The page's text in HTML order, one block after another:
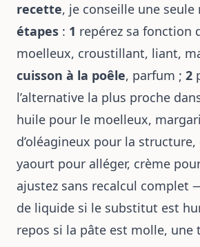
recette, je conseille une seule
étapes : 1 repérez sa
moelleux, croustillant, liant,
cuisson à la poêle, parfum ; 2
l’alternative la plus proche
huile pour le moelleux,
d’oléagineux pour la
yaourt pour alléger, crème
ajustez sans recalcul complet
de liquide si le substitut est
repos si la pâte est molle, une